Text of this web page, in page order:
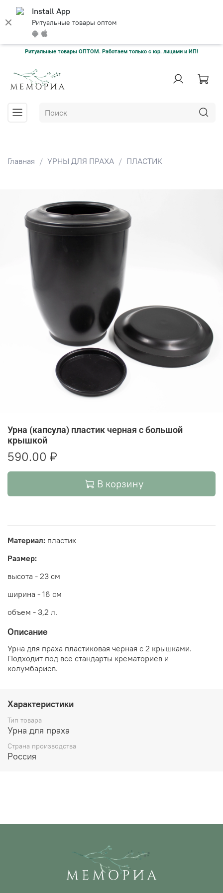
Install App
Ритуальные товары оптом
Ритуальные товары ОПТОМ. Работаем только с юр. лицами и ИП!
Главная УРНЫ ДЛЯ ПРАХА ПЛАСТИК
Урна (капсула) пластик черная с большой
крышкой
590.00 ₽
В корзину
Материал: пластик
Размер:
высота - 23 см
ширина - 16 см
объем - 3,2 л.
Описание
Урна для праха пластиковая черная с 2 крышками.
Подходит под все стандарты крематориев и
колумбариев.
Характеристики
Тип товара
Урна для праха
Страна производства
Россия